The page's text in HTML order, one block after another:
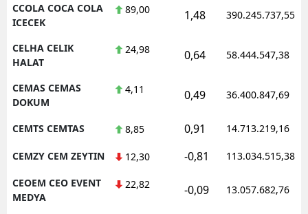
CCOLA COCA COLA
ICECEK
89,00 1,48 390.245.737,55
CELHA CELIK
HALAT
24,98 0,64 58.444.547,38
CEMAS CEMAS
DOKUM
4,11 0,49 36.400.847,69
CEMTS CEMTAS 8,85 0,91 14.713.219,16
CEMZY CEM ZEYTIN 12,30 -0,81 113.034.515,38
CEOEM CEO EVENT
MEDYA
22,82 -0,09 13.057.682,76